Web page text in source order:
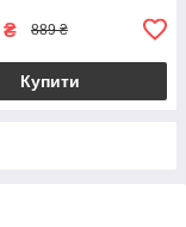
₴ 889 ₴
Купити